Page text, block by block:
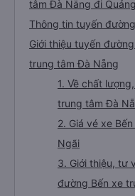
tâm Đà Nẵng đi
Thông tin tuyến đường
Giới thiệu tuyến
trung tâm Đà Nẵng
1. Về chất
trung tâm Đà
2. Giá vé xe
Ngãi
3. Giới thiệu, tư
đường Bến xe